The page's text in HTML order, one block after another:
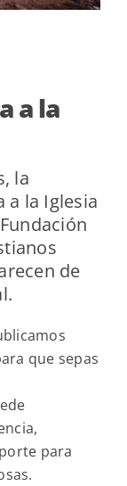
a la
la
a la Iglesia
de
que sepas
para